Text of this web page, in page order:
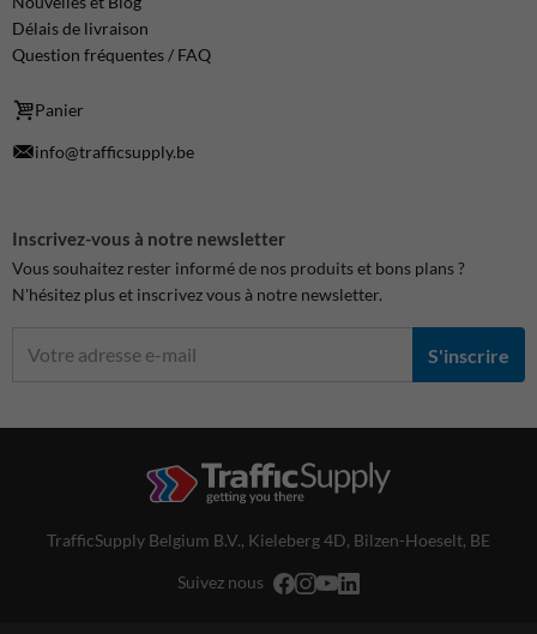
Délais de livraison
Question fréquentes / FAQ
Panier
info@trafficsupply.be
Inscrivez-vous à notre newsletter
Vous souhaitez rester informé de nos produits et bons plans ?
N'hésitez plus et inscrivez vous à notre newsletter.
S'inscrire
TrafficSupply Belgium B.V., Kieleberg 4D, Bilzen-Hoeselt, BE
Suivez nous